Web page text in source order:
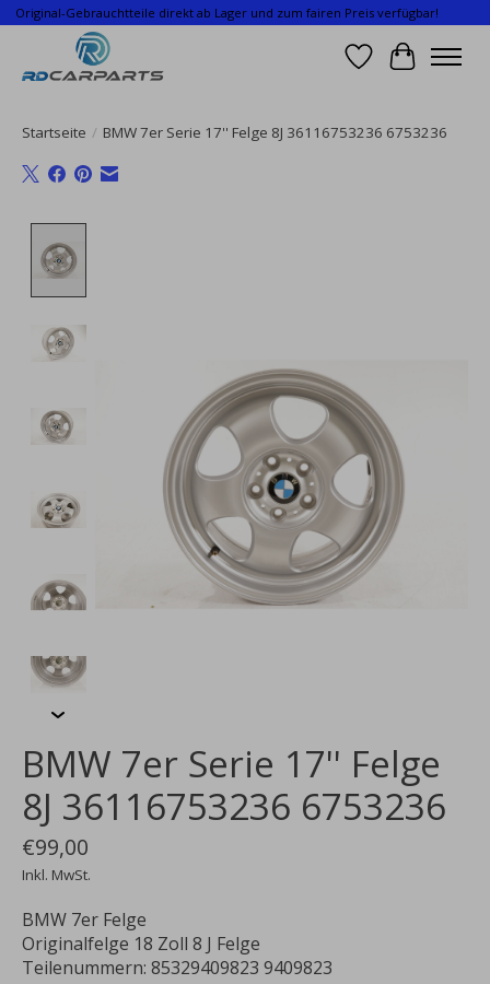
Original-Gebrauchtteile direkt ab Lager und zum fairen Preis verfügbar!
Wunschzettel
Ihr
Startseite / BMW 7er Serie 17'' Felge 8J 36116753236 6753236
BMW 7er Serie 17'' Felge
8J 36116753236 6753236
€99,00
Inkl. MwSt.
BMW 7er Felge
Originalfelge 18 Zoll 8 J Felge
Teilenummern: 85329409823 9409823